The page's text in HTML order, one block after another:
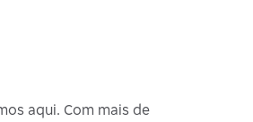
aqui. Com mais de